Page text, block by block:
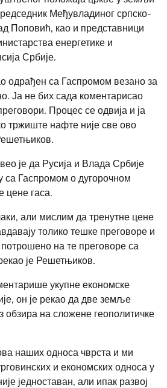
Међувладиног српско-
Поповић, као и представници
енергетике и
Србије.
одрађен са Гаспромом везано за
Ја не бих сада коментарисао
Процес се одвија и ја
тржиште нафте није све ово
је да Русија и Влада Србије
са Гаспромом о дугорочном
цене гаса.
али мислим да тренутне цене
толико тешке преговоре и
потрошено на те преговоре са
је Решетњиков.
укупне економске
он је рекао да две земље
обзира на сложене геополитичке
наших односа чврста и ми
и економских односа у
једноставан, али ипак развој